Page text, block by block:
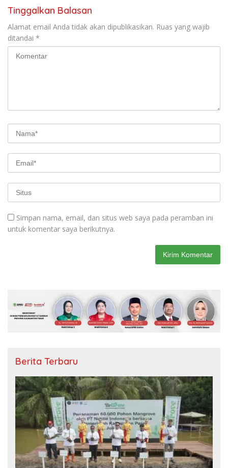
Tinggalkan Balasan
Alamat email Anda tidak akan dipublikasikan. Ruas yang wajib
ditandai *
Simpan nama, email, dan situs web saya pada peramban ini
untuk komentar saya berikutnya.
Berita Terbaru